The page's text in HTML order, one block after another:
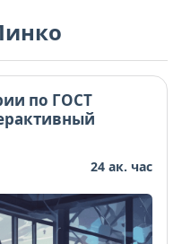
по ГОСТ
24 ак. час